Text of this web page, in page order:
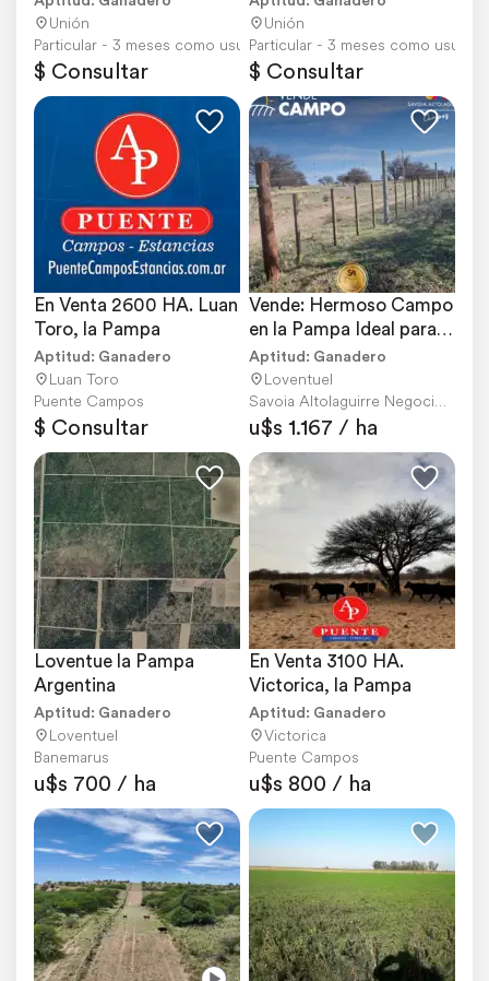
Unión
Particular - 3 meses como usuario
$ Consultar
Unión
Particular - 3 meses como usuario
$ Consultar
En Venta 2600 HA. Luan
Toro, la Pampa
Aptitud: Ganadero
Luan Toro
Puente Campos
$ Consultar
Vende: Hermoso Campo
en la Pampa Ideal para
Actividad Cine
Aptitud: Ganadero
Loventuel
Savoia Altolaguirre Negocios Inmobiliarios
u$s 1.167 / ha
Loventue la Pampa
Argentina
Aptitud: Ganadero
Loventuel
Banemarus
u$s 700 / ha
En Venta 3100 HA.
Victorica, la Pampa
Aptitud: Ganadero
Victorica
Puente Campos
u$s 800 / ha